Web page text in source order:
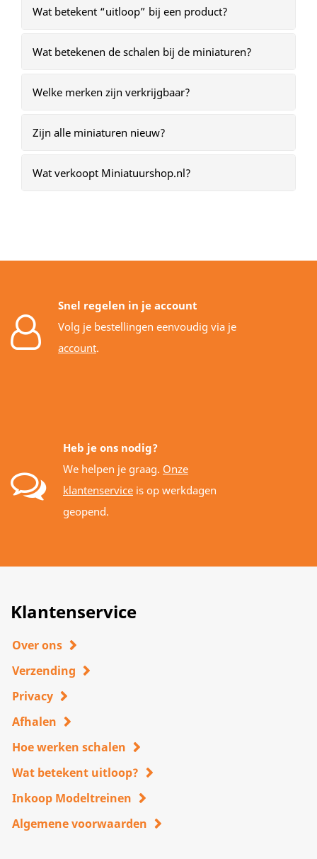
Wat betekent “uitloop” bij een product?
Wat betekenen de schalen bij de miniaturen?
Welke merken zijn verkrijgbaar?
Zijn alle miniaturen nieuw?
Wat verkoopt Miniatuurshop.nl?
Snel regelen in je account
Volg je bestellingen eenvoudig via je
account.
Heb je ons nodig?
We helpen je graag. Onze
klantenservice is op werkdagen
geopend.
Klantenservice
Over ons
Verzending
Privacy
Afhalen
Hoe werken schalen
Wat betekent uitloop?
Inkoop Modeltreinen
Algemene voorwaarden